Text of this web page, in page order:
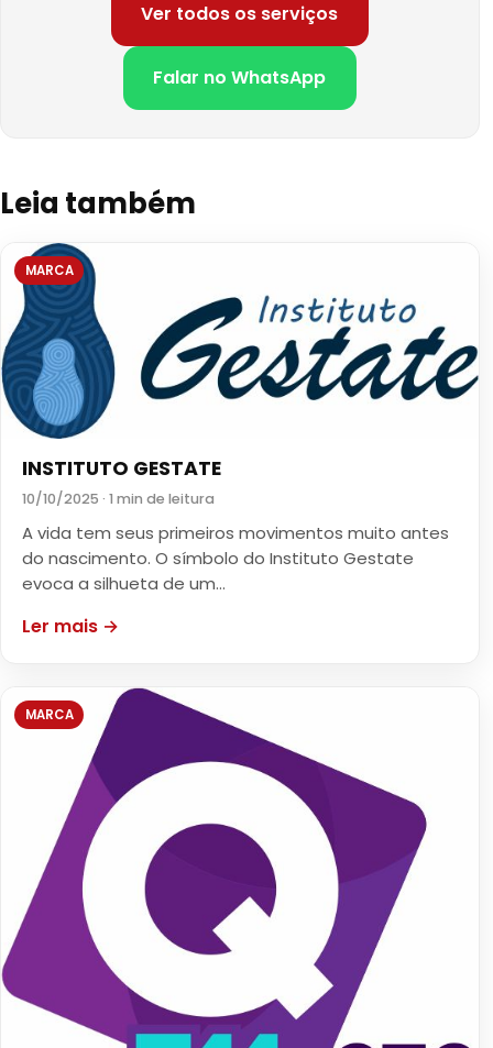
Ver todos os serviços
Falar no WhatsApp
Leia também
MARCA
INSTITUTO GESTATE
10/10/2025 · 1 min de leitura
A vida tem seus primeiros movimentos muito antes
do nascimento. O símbolo do Instituto Gestate
evoca a silhueta de um…
Ler mais →
MARCA